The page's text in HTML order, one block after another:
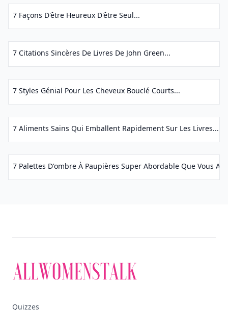
7 Façons D'être Heureux D'être Seul...
7 Citations Sincères De Livres De John Green...
7 Styles Génial Pour Les Cheveux Bouclé Courts...
7 Aliments Sains Qui Emballent Rapidement Sur Les Livres...
7 Palettes D'ombre À Paupières Super Abordable Que Vous
Quizzes